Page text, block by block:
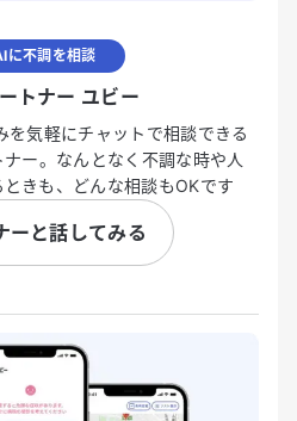
に不調を相談
トナー ユビー
気軽にチャットで相談できる
ー。なんとなく不調な時や人
きも、どんな相談もOKです
ーと話してみる